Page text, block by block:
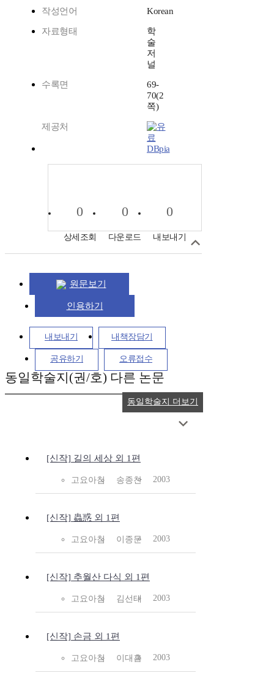
작성언어 Korean
자료형태
학
술
저
널
수록면
69-
70(2
쪽)
제공처
DBpia
0
상세조회
0
다운로드
0
내보내기
원문보기
인용하기
내보내기 내책장담기
공유하기 오류접수
동일학술지(권/호) 다른 논문
[신작] 길의 세상 외 1편
고요아침 송종찬 2003
[신작] 蟲惑 외 1편
고요아침 이종문 2003
[신작] 추월산 다식 외 1편
고요아침 김선태 2003
[신작] 손금 외 1편
고요아침 이대흠 2003
동일학술지 더보기